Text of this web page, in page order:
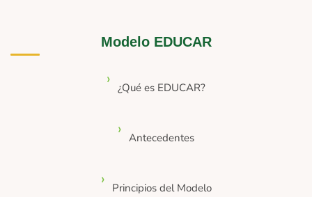
Modelo EDUCAR
¿Qué es EDUCAR?
Antecedentes
Principios del Modelo